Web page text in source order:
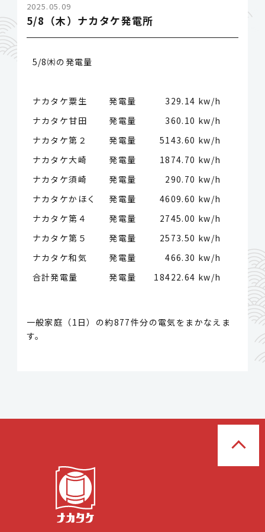
2025.05.09
5/8（木）ナカタケ発電所
5/8㈭の発電量
ナカタケ粟生 発電量
329.14 kw/h
ナカタケ甘田 発電量
360.10 kw/h
ナカタケ第２ 発電量
5143.60 kw/h
ナカタケ大崎 発電量
1874.70 kw/h
ナカタケ須崎 発電量
290.70 kw/h
ナカタケかほく 発電量
4609.60 kw/h
ナカタケ第４ 発電量
2745.00 kw/h
ナカタケ第５ 発電量
2573.50 kw/h
ナカタケ和気 発電量
466.30 kw/h
合計発電量 発電量
18422.64 kw/h
一般家庭（1日）の約877件分の電気をまかなえま
す。